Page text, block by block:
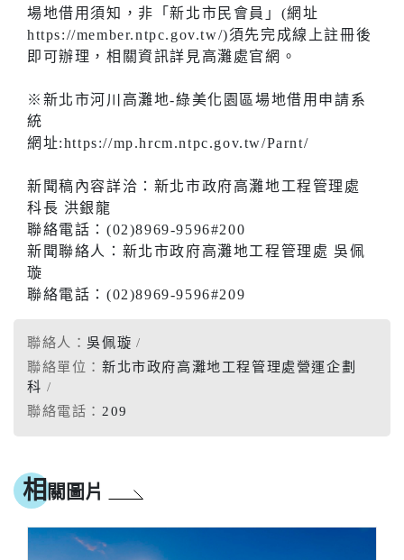
場地借用須知，非「新北市民會員」(網址
https://member.ntpc.gov.tw/)須先完成線上註冊後
即可辦理，相關資訊詳見高灘處官網。
※新北市河川高灘地-綠美化園區場地借用申請系
統
網址:https://mp.hrcm.ntpc.gov.tw/Parnt/
新聞稿內容詳洽：新北市政府高灘地工程管理處
科長 洪銀龍
聯絡電話：(02)8969-9596#200
新聞聯絡人：新北市政府高灘地工程管理處 吳佩
璇
聯絡電話：(02)8969-9596#209
聯絡人：吳佩璇
聯絡單位： 新北市政府高灘地工程管理處營運企劃
科
聯絡電話： 209
相 關圖片